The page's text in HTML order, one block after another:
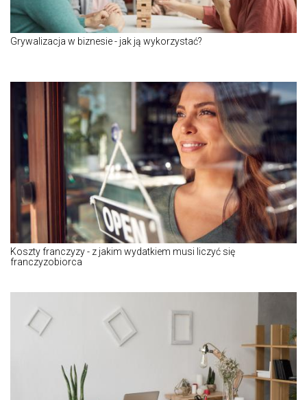
Grywalizacja w biznesie - jak ją wykorzystać?
Koszty franczyzy - z jakim wydatkiem musi liczyć się
franczyzobiorca